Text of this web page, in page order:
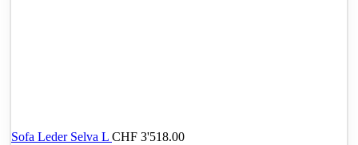
Sofa Leder Selva L CHF 3'518.00